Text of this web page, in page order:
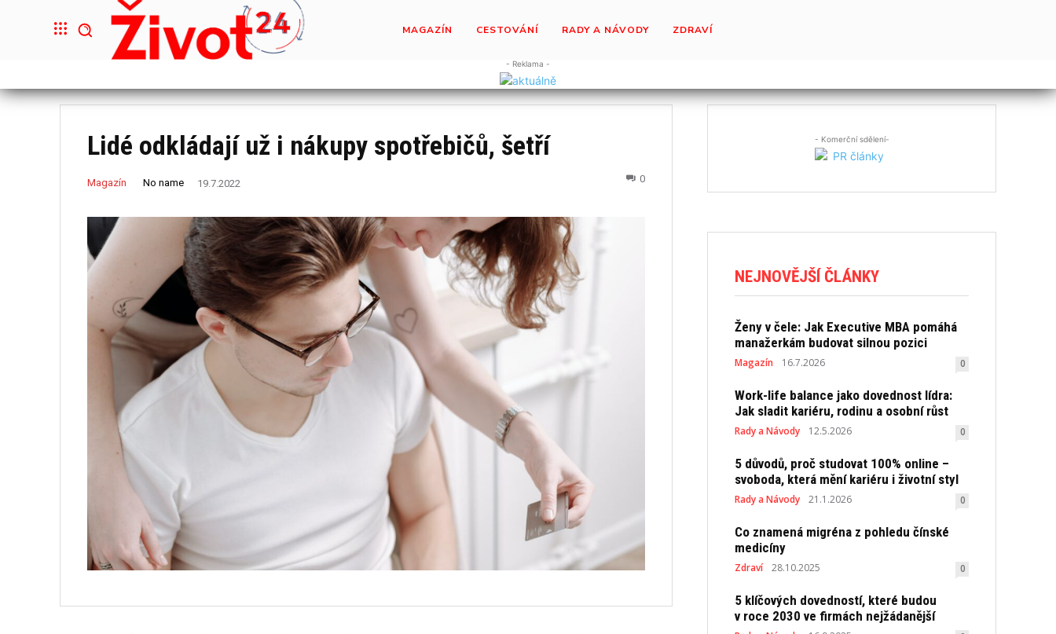
MAGAZÍN CESTOVÁNÍ RADY A NÁVODY ZDRAVÍ
- Reklama -
Lidé odkládají už i nákupy spotřebičů, šetří
Magazín No name 19.7.2022 0
- Komerční sdělení-
NEJNOVĚJŠÍ ČLÁNKY
Ženy v čele: Jak Executive MBA pomáhá
manažerkám budovat silnou pozici
Magazín 16.7.2026 0
Work-life balance jako dovednost lídra:
Jak sladit kariéru, rodinu a osobní růst
Rady a Návody 12.5.2026 0
5 důvodů, proč studovat 100% online –
svoboda, která mění kariéru i životní styl
Rady a Návody 21.1.2026 0
Co znamená migréna z pohledu čínské
medicíny
Zdraví 28.10.2025 0
5 klíčových dovedností, které budou
v roce 2030 ve firmách nejžádanější